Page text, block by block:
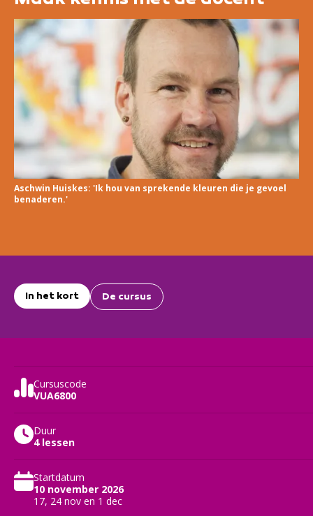
Aschwin Huiskes: 'Ik hou van sprekende kleuren die je gevoel
benaderen.'
In het kort De cursus
Cursuscode
VUA6800
Duur
4 lessen
Startdatum
10 november 2026
17, 24 nov en 1 dec